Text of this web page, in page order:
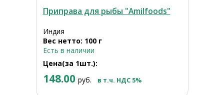
Приправа для рыбы "Amilfoods"
Индия
Вес нетто: 100 г
Есть в наличии
Цена(за 1шт.):
148.00 руб. в т.ч. НДС 5%